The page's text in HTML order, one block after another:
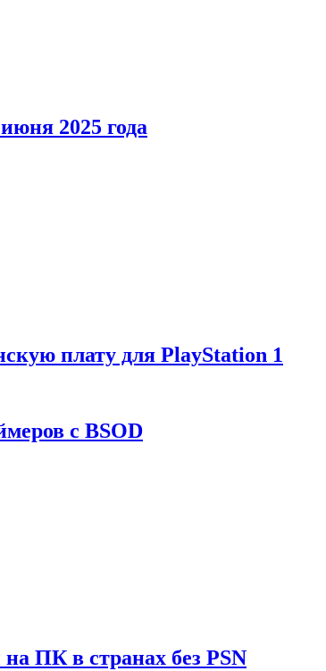
2025 года
плату для PlayStation 1
с BSOD
ПК в странах без PSN